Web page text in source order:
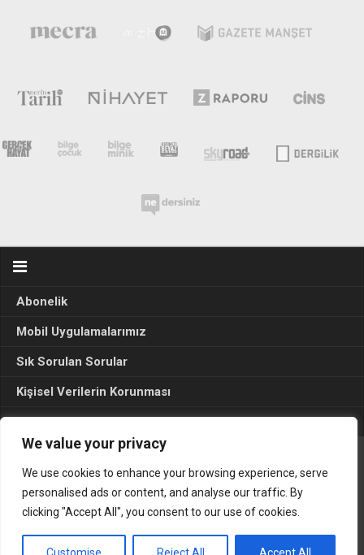
We value your privacy
We use cookies to enhance your browsing experience, serve
personalised ads or content, and analyse our traffic. By
clicking "Accept All", you consent to our use of cookies.
Abonelik
Mobil Uygulamalarımız
Sık Sorulan Sorular
Kişisel Verilerin Korunması
Seçim Sonuçları 2024
Gerçek Hayat © 2015. Her hakkı sakldır.